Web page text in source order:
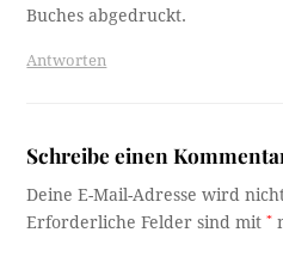
Buches abgedruckt.
Antworten
Schreibe einen
Deine E-Mail-Adresse wird
Erforderliche Felder sind mit*